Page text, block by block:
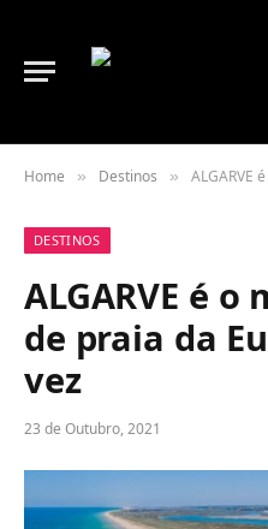
Home » Destinos » ALGARVE é o
DESTINOS
ALGARVE é
de praia da
vez
23 de Outubro, 2021